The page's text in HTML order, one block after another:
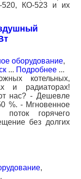
520, КО-523 и их
оборудование,
... Подробнее ...
котельных,
и радиаторах!
нас? - Дешевле
%. - Мгновенное
горячего
без долгих
,